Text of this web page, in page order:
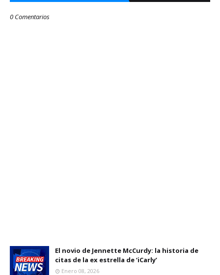
0 Comentarios
El novio de Jennette McCurdy: la historia de
citas de la ex estrella de ‘iCarly’
Enero 08, 2026